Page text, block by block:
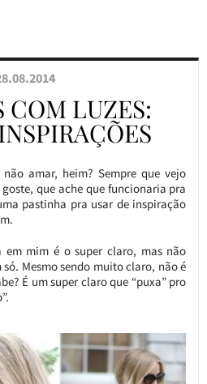
COM LUZES:
amar, heim? Sempre que vejo
que ache que funcionaria pra
pastinha pra usar de inspiração
mim é o super claro, mas não
Mesmo sendo muito claro, não é
É um super claro que “puxa” pro